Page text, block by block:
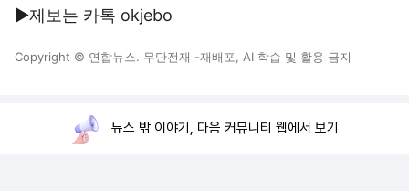
▶제보는 카톡 okjebo
Copyright © 연합뉴스. 무단전재 -재배포, AI 학습 및 활용 금지
뉴스 밖 이야기, 다음 커뮤니티 웹에서 보기